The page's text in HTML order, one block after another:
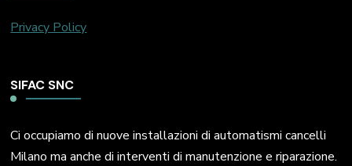
Privacy Policy
SIFAC SNC
Ci occupiamo di nuove installazioni di automatismi cancelli
Milano ma anche di interventi di manutenzione e riparazione.